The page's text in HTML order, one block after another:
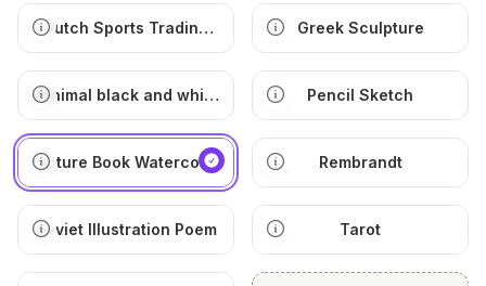
Dutch Sports Trading
Card
Greek Sculpture
Minimal black and white
illustration
Pencil Sketch
Picture Book Watercolor Rembrandt
Soviet Illustration Poem Tarot